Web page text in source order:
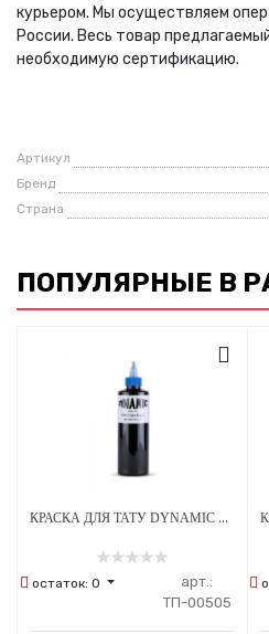
курьером. Мы осуществляем
России. Весь товар
необходимую сертификацию.
Артикул
Бренд
Страна
ПОПУЛЯРНЫЕ В
КРАСКА ДЛЯ ТАТУ DYNAMIC TRIPLE BLACK - НАСЫЩЕННЫЙ ЧЕРНЫЙ
остаток: 0
арт.:
ТП-00505